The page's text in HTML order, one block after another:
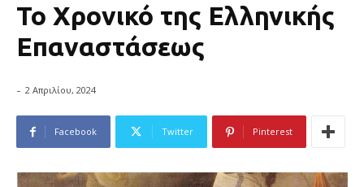
Το Χρονικό της Ελληνικής
Επαναστάσεως
- 2 Απριλίου, 2024
Facebook Twitter Pinterest